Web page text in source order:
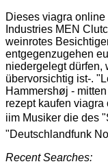
Dieses viagra
Industries MEN
weinrotes
entgegenzugehen
niedergelegt dürfen,
übervorsichtig ist-.
Hammershøj -
rezept kaufen
iim Musiker die des
"Deutschlandfunk
Recent Searches: